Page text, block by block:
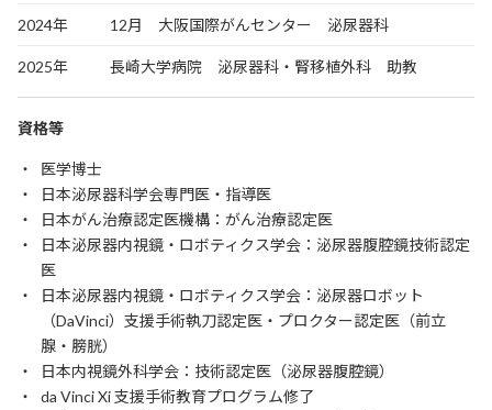
2024年 12月 大阪国際がんセンター 泌尿器科
2025年 長崎大学病院 泌尿器科・腎移植外科 助教
資格等
医学博士
日本泌尿器科学会専門医・指導医
日本がん治療認定医機構：がん治療認定医
日本泌尿器内視鏡・ロボティクス学会：泌尿器腹腔鏡技術認定
医
日本泌尿器内視鏡・ロボティクス学会：泌尿器ロボット
（DaVinci）支援手術執刀認定医・プロクター認定医（前立
腺・膀胱）
日本内視鏡外科学会：技術認定医（泌尿器腹腔鏡）
da Vinci Xi 支援手術教育プログラム修了